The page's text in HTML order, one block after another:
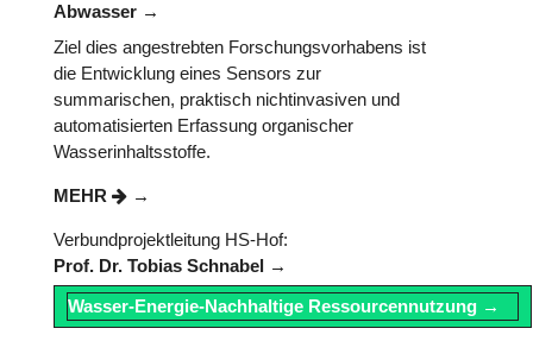
Abwasser
Ziel dies angestrebten Forschungsvorhabens ist
die Entwicklung eines Sensors zur
summarischen, praktisch nichtinvasiven und
automatisierten Erfassung organischer
Wasserinhaltsstoffe.
MEHR
Verbundprojektleitung HS-Hof:
Prof. Dr. Tobias Schnabel
Wasser-Energie-Nachhaltige Ressourcennutzung